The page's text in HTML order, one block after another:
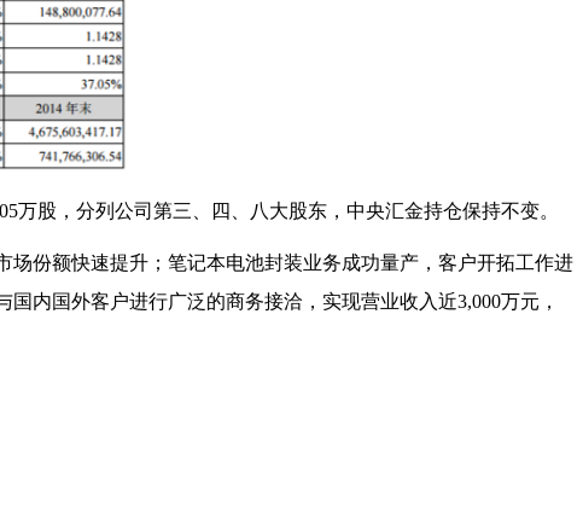
万股，分列公司第三、四、八大股东，中央汇金持仓保持不变。
场份额快速提升；笔记本电池封装业务成功量产，客户开拓工作进
国内国外客户进行广泛的商务接洽，实现营业收入近3,000万元，